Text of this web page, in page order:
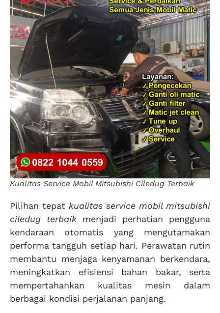
Kualitas Service Mobil Mitsubishi Ciledug Terbaik
Pilihan tepat kualitas service mobil mitsubishi
ciledug terbaik menjadi perhatian pengguna
kendaraan otomatis yang mengutamakan
performa tangguh setiap hari. Perawatan rutin
membantu menjaga kenyamanan berkendara,
meningkatkan efisiensi bahan bakar, serta
mempertahankan kualitas mesin dalam
berbagai kondisi perjalanan panjang.